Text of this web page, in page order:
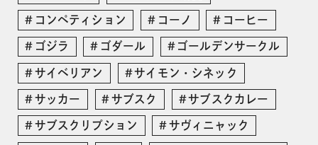
コンペティション コーノ コーヒー
ゴジラ ゴダール ゴールデンサークル
サイベリアン サイモン・シネック
サッカー サブスク サブスクカレー
サブスクリプション サヴィニャック